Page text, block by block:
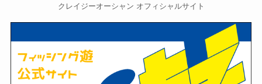
クレイジーオーシャン オフィシャルサイト